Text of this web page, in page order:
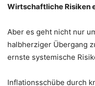
Wirtschaftliche Risiken
Aber es geht nicht nur
halbherziger Übergang
ernste systemische
Inflationsschübe durch